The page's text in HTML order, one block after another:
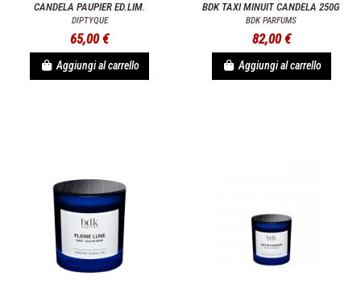
CANDELA PAUPIER ED.LIM.
DIPTYQUE
65,00 €
Aggiungi al carrello
BDK TAXI MINUIT CANDELA 250G
BDK PARFUMS
82,00 €
Aggiungi al carrello